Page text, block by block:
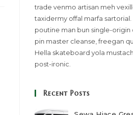
trade venmo artisan meh
taxidermy offal marfa
poutine man bun single-
pin master cleanse, freegan
Hella skateboard yola
post-ironic.
Recent Posts